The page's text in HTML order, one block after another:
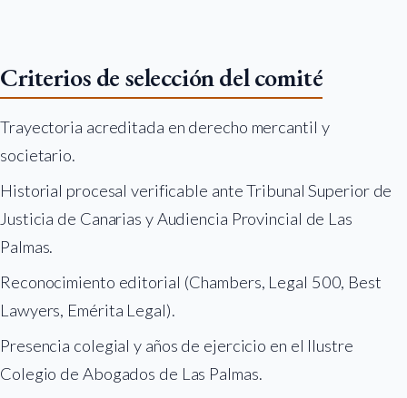
Criterios de selección del comité
Trayectoria acreditada en derecho mercantil y
societario.
Historial procesal verificable ante Tribunal Superior de
Justicia de Canarias y Audiencia Provincial de Las
Palmas.
Reconocimiento editorial (Chambers, Legal 500, Best
Lawyers, Emérita Legal).
Presencia colegial y años de ejercicio en el Ilustre
Colegio de Abogados de Las Palmas.